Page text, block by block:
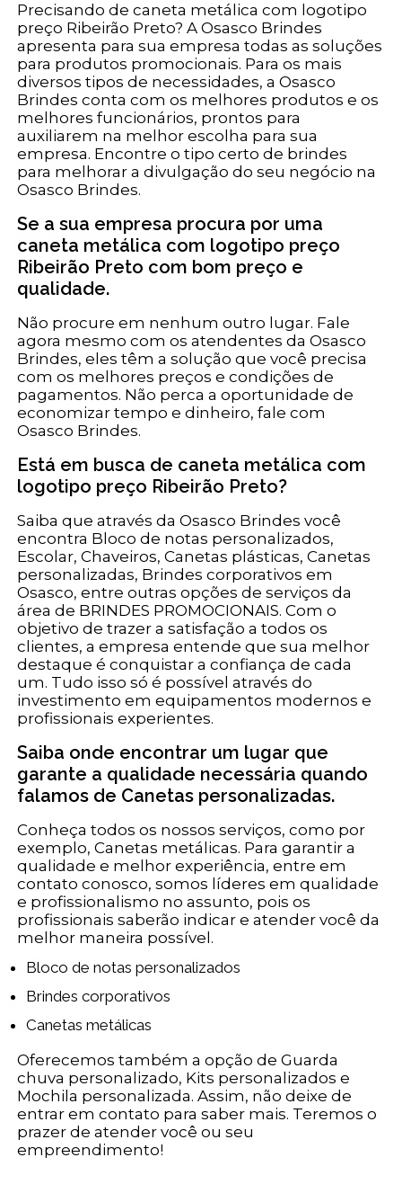
Precisando de caneta metálica com logotipo
preço Ribeirão Preto? A Osasco Brindes
apresenta para sua empresa todas as soluções
para produtos promocionais. Para os mais
diversos tipos de necessidades, a Osasco
Brindes conta com os melhores produtos e os
melhores funcionários, prontos para
auxiliarem na melhor escolha para sua
empresa. Encontre o tipo certo de brindes
para melhorar a divulgação do seu negócio na
Osasco Brindes.
Se a sua empresa procura por uma
caneta metálica com logotipo preço
Ribeirão Preto com bom preço e
qualidade.
Não procure em nenhum outro lugar. Fale
agora mesmo com os atendentes da Osasco
Brindes, eles têm a solução que você precisa
com os melhores preços e condições de
pagamentos. Não perca a oportunidade de
economizar tempo e dinheiro, fale com
Osasco Brindes.
Está em busca de caneta metálica com
logotipo preço Ribeirão Preto?
Saiba que através da Osasco Brindes você
encontra Bloco de notas personalizados,
Escolar, Chaveiros, Canetas plásticas, Canetas
personalizadas, Brindes corporativos em
Osasco, entre outras opções de serviços da
área de BRINDES PROMOCIONAIS. Com o
objetivo de trazer a satisfação a todos os
clientes, a empresa entende que sua melhor
destaque é conquistar a confiança de cada
um. Tudo isso só é possível através do
investimento em equipamentos modernos e
profissionais experientes.
Saiba onde encontrar um lugar que
garante a qualidade necessária quando
falamos de Canetas personalizadas.
Conheça todos os nossos serviços, como por
exemplo, Canetas metálicas. Para garantir a
qualidade e melhor experiência, entre em
contato conosco, somos líderes em qualidade
e profissionalismo no assunto, pois os
profissionais saberão indicar e atender você da
melhor maneira possível.
Bloco de notas personalizados
Brindes corporativos
Canetas metálicas
Oferecemos também a opção de Guarda
chuva personalizado, Kits personalizados e
Mochila personalizada. Assim, não deixe de
entrar em contato para saber mais. Teremos o
prazer de atender você ou seu
empreendimento!